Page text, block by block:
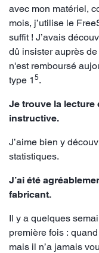
avec mon matériel,
mois, j’utilise le
suffit ! J’avais
dû insister auprès
n'est remboursé
type 1 5.
Je trouve la lecture
instructive.
J’aime bien y
statistiques.
J’ai été
fabricant.
Il y a quelques
première fois :
mais il n’a jamais